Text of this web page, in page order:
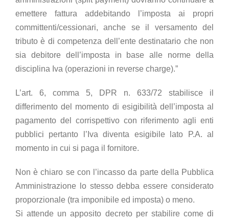
emettere fattura addebitando l’imposta ai propri
committenti/cessionari, anche se il versamento del
tributo è di competenza dell’ente destinatario che non
sia debitore dell’imposta in base alle norme della
disciplina Iva (operazioni in reverse charge).”
L’art. 6, comma 5, DPR n. 633/72 stabilisce il
differimento del momento di esigibilità dell’imposta al
pagamento del corrispettivo con riferimento agli enti
pubblici pertanto l’Iva diventa esigibile lato P.A. al
momento in cui si paga il fornitore.
Non è chiaro se con l’incasso da parte della Pubblica
Amministrazione lo stesso debba essere considerato
proporzionale (tra imponibile ed imposta) o meno.
Si attende un apposito decreto per stabilire come di